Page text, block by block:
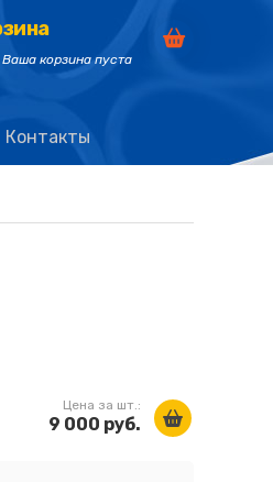
Ваша корзина пуста
Контакты
Цена за шт.:
9 000 руб.